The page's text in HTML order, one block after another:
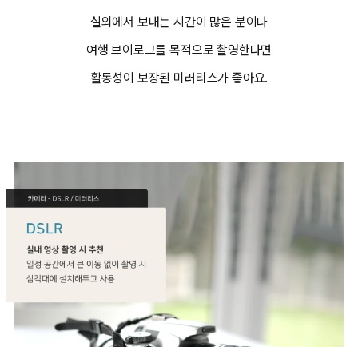
실외에서 보내는 시간이 많은 분이나
여행 브이로그를 목적으로 촬영한다면
활동성이 보장된 미러리스가 좋아요.